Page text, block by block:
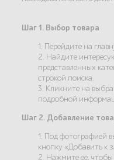
Шаг 1. Выбор товара
1. Перейдите на
2. Найдите
представленных
строкой поиска.
3. Кликните на
подробной
Шаг 2. Добавление
1. Под фотографией
кнопку «Добавить к
2. Нажмите её,